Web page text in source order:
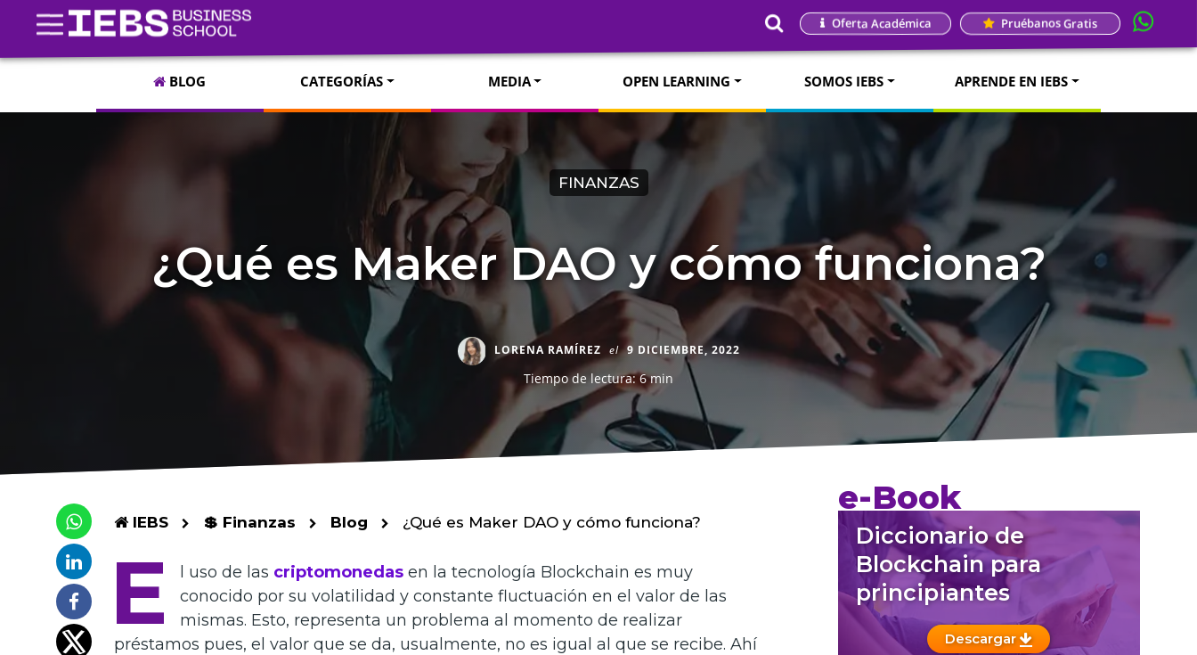
Oferta Académica Pruébanos Gratis
BLOG CATEGORÍAS MEDIA OPEN LEARNING SOMOS IEBS APRENDE EN IEBS
FINANZAS
¿Qué es Maker DAO y cómo funciona?
LORENA RAMÍREZ el 9 DICIEMBRE, 2022
Tiempo de lectura: 6 min
IEBS 💲 Finanzas Blog ¿Qué es Maker DAO y cómo funciona?
E l uso de las criptomonedas en la tecnología Blockchain es muy
conocido por su volatilidad y constante fluctuación en el valor de las
mismas. Esto, representa un problema al momento de realizar
préstamos pues, el valor que se da, usualmente, no es igual al que se recibe. Ahí
e-Book
Diccionario de
Blockchain para
principiantes
Descargar